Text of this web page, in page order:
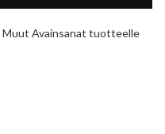
Muut Avainsanat tuotteelle